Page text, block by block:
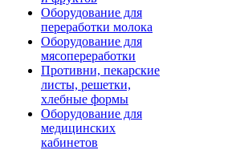
Оборудование для
переработки молока
Оборудование для
мясопереработки
Противни, пекарские
листы, решетки,
хлебные формы
Оборудование для
медицинских
кабинетов